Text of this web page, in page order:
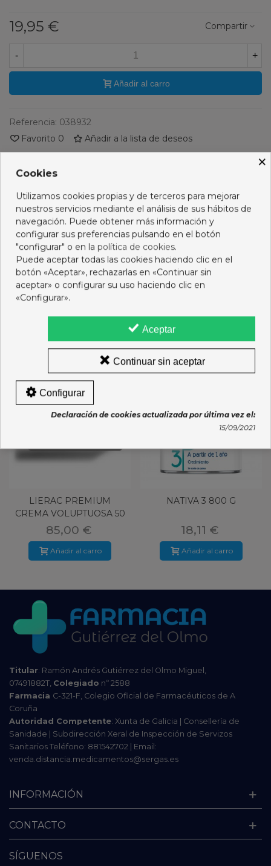
19,95 € Compartir
- +
Añadir al carro
Referencia: 038932
Favorito 0 Añadir a la lista de deseos
PRODUCTOS RELACIONADOS
No hay artículos
Descripción
Opiniones
16 OTROS PRODUCTOS DE LA MISMA CATEGORÍA:
LIERAC PREMIUM
CREMA VOLUPTUOSA 50
ML
85,00 €
Añadir al carro
NATIVA 3 800 G
18,11 €
Añadir al carro
Titular: Ramón Andrés Gutiérrez del Olmo Miguel,
07491882T, Colegiado nº 2588
Farmacia C-321-F, Colegio Oficial de Farmacéuticos de A
Coruña
Autoridad Competente: Xunta de Galicia | Consellería de
Sanidade | Subdirección Xeral de Inspección de Servizos
Sanitarios Teléfono: 881542702 | Email:
venda.distancia.medicamentos@sergas.es
INFORMACIÓN
CONTACTO
SÍGUENOS
×
Cookies
Utilizamos cookies propias y de terceros para mejorar
nuestros servicios mediante el análisis de sus hábitos de
navegación. Puede obtener más información y
configurar sus preferencias pulsando en el botón
"configurar" o en la política de cookies.
Puede aceptar todas las cookies haciendo clic en el
botón «Aceptar», rechazarlas en «Continuar sin
aceptar» o configurar su uso haciendo clic en
«Configurar».
Aceptar
Continuar sin aceptar
Configurar
Declaración de cookies actualizada por última vez el:
15/09/2021